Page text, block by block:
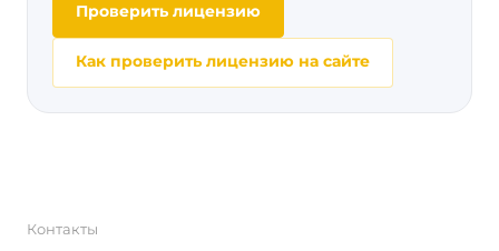
Проверить лицензию
Как проверить лицензию на сайте
Контакты